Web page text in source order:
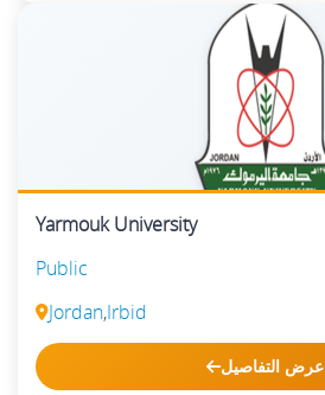
Yarmouk University
Public
Jordan,Irbid
عرض التفاصيل